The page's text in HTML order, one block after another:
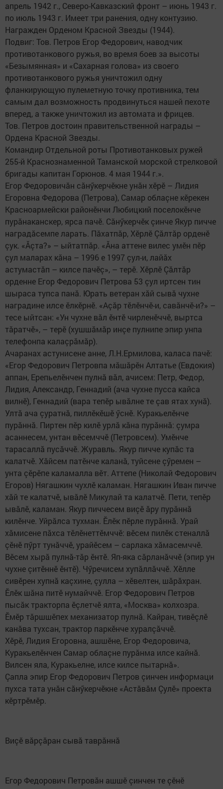
апрель 1942 г., Северо-Кавказский фронт – июнь 1943 г.
по июль 1943 г. Имеет три ранения, одну контузию.
Награжден Орденом Красной Звезды (1944).
Подвиг: Тов. Петров Егор Федорович, наводчик
противотанкового ружья, во время боев за высоты
«Безымянная» и «Сахарная голова» из своего
противотанкового ружья уничтожил одну
фланкирующую пулеметную точку противника, тем
самым дал возможность продвинуться нашей пехоте
вперед, а также уничтожил из автомата и фрицев.
Тов. Петров достоин правительственной награды –
Ордена Красной Звезды.
Командир Отдельной роты Противотанковых ружей
255-й Краснознаменной Таманской морской стрелковой
бригады капитан Горюнов. 4 мая 1944 г.».
Егор Федоровичăн сăнӳкерчӗкне унăн хӗрӗ – Лидия
Егоровна Федорова (Петрова), Самар облаçне кӗрекен
Красноармейски районӗнчи Любицкий поселокӗнче
пурăнаканскер, ярса пачӗ. Сăнӳкерчӗк çинче Якур пичче
наградăсемпе ларать. Пăхатпăр, Хӗрлӗ Çăлтăр орденӗ
çук. «Ăçта?» – ыйтатпăр. «Ăна аттене вилес умӗн пӗр
çул маларах кăна – 1996 е 1997 çул-и, лайăх
астумастăп – килсе пачӗç», – терӗ. Хӗрлӗ Çăлтăр
орденне Егор Федорович Петрова 53 çул иртсен тин
шыраса тупса панă. Юрать ветеран хăй сывă чухне
наградине илсе ӗлкӗрнӗ. «Аçăр тӗлӗнчӗ-и, савăнчӗ-и?» –
тесе ыйтсан: «Ун чухне вăл ӗнтӗ чирленӗччӗ, выртса
тăратчӗ», – терӗ (хушшăмăр инçе пулнипе эпир унпа
телефонпа калаçрăмăр).
Ачаранах астунисене анне, Л.Н.Ермилова, каласа пачӗ:
«Егор Федорович Петровпа мăшăрӗн Алтатье (Евдокия)
аппан, Ерепьелӗнчен​ пулнă вăл, ачисем: Петр, Федор,
Лидия, Александр, Геннадий (ача чухне пусса кайса
вилнӗ), Геннадий (вара тепӗр ывăлне те çав ятах хунă).
Ултă ача çуратнă, пиллӗкӗшӗ ӳснӗ. Куракьелӗнче
пурăннă. Пиртен пӗр килӗ урлă кăна пурăннă: çумра
асаннесем, унтан вӗсемччӗ (Петровсем). Умӗнче
тарасаллă пусăччӗ. Журавль. Якур пичче купăс та
калатчӗ. Хăйсем патӗнче каланă, туйсене çӳремен –
унта çӗрӗпе каламалла вӗт. Аттепе (Николай Федорович
Егоров) Нягашкин чухлӗ каламан. Нягашкин Иван пичче
хăй те калатчӗ, ывăлӗ Микулай та калатчӗ. Пети, тепӗр
ывăлӗ, каламан. Якур пиччесем виçӗ ăру пурăннă
килӗнче. Уйрăлса тухман. Ӗлӗк пӗрле пурăннă. Урай
хăмисене пăхса тӗлӗнеттӗмччӗ: вӗсем пилӗк стеналлă
çӗнӗ пӳрт тунăччӗ, урайӗсем – сарлака хăмасемччӗ.
Вӗсем хырă пулнă-тăр ӗнтӗ. Яп-яка сăрланăччӗ (эпир ун
чухне çитӗннӗ ӗнтӗ). Чӳречисем хупăллăччӗ. Хӗлле
сивӗрен хупнă каçхине, çулла – хӗвелтен, шăрăхран.
Ӗлӗк шăна питӗ нумайччӗ. Егор Федорович Петров
пысăк тракторпа ӗçлетчӗ ялта, «Москва» колхозра.
Ӗмӗр тăршшӗпех механизатор пулнă. Кайран, тивӗçлӗ
канăва тухсан, трактор паркӗнче хуралçăччӗ.
Хӗрӗ, Лидия Егоровна, ашшӗне, Егор Федоровича,
Куракьелӗнчен Самар облаçне пурăнма илсе кайнă.
Вилсен яла, Куракьелне, илсе килсе пытарнă».
Çапла эпир Егор Федорович Петров çинчен информаци
пухса тата унăн сăнӳкерчӗкне «Астăвăм Çулӗ» проекта
кӗртрӗмӗр.
Виçӗ вăрçăран сывă таврăннă
Егор Федорович Петровăн ашшӗ çинчен те çӗнӗ